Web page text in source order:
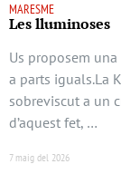
MARESME
Les lluminoses
Us proposem
a parts iguals.La
sobreviscut a un
d’aquest fet, …
7 maig del 2026